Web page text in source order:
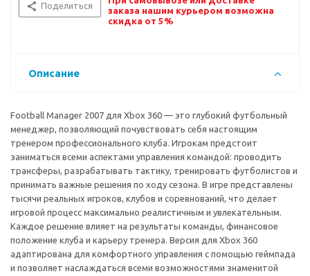
Поделиться
заказа нашим курьером возможна
скидка от 5%
Описание
Football Manager 2007 для Xbox 360 — это глубокий футбольный
менеджер, позволяющий почувствовать себя настоящим
тренером профессионального клуба. Игрокам предстоит
заниматься всеми аспектами управления командой: проводить
трансферы, разрабатывать тактику, тренировать футболистов и
принимать важные решения по ходу сезона. В игре представлены
тысячи реальных игроков, клубов и соревнований, что делает
игровой процесс максимально реалистичным и увлекательным.
Каждое решение влияет на результаты команды, финансовое
положение клуба и карьеру тренера. Версия для Xbox 360
адаптирована для комфортного управления с помощью геймпада
и позволяет наслаждаться всеми возможностями знаменитой